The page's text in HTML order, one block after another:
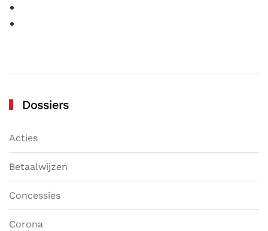
Dossiers
Acties
Betaalwijzen
Concessies
Corona